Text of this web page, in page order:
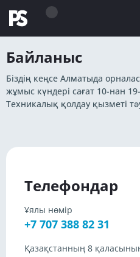
Байланыс
Біздің кеңсе Алматыда
жұмыс күндері сағат 10-нан
Техникалық қолдау қызметі
Телефондар
Ұялы нөмір
+7 707 388 82 31
Қазақстанның 8